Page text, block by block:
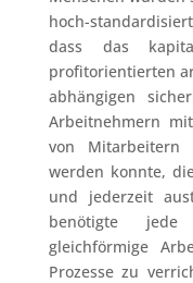
hoch-
dass das
profitorientierten
abhängigen
Arbeitnehmern
von Mitarbeitern
werden konnte,
und jederzeit
benötigte
gleichförmige
Prozesse zu